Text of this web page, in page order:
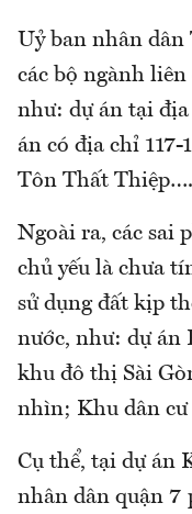
Uỷ ban nhân
các bộ ngành
như: dự án tại địa
án có địa chỉ 117-
Tôn Thất Thiệp….
Ngoài ra, các sai
chủ yếu là chưa
sử dụng đất kịp
nước, như: dự án
khu đô thị Sài
nhìn; Khu dân cư
Cụ thể, tại dự án
nhân dân quận 7